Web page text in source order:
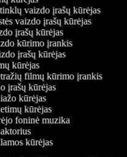
vaizdo įrašų kūrėjas
vaizdo įrašų kūrėjas
įrašų kūrėjas
kūrimo įrankis
įrašų kūrėjas
kūrėjas
filmų kūrimo įrankis
įrašų kūrėjas
kūrėjas
kūrėjas
foninė muzika
kūrėjas